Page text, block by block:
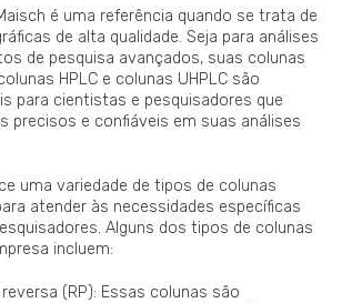
é uma referência quando se trata de
de alta qualidade. Seja para análises
de pesquisa avançados, suas colunas
HPLC e colunas UHPLC são
para cientistas e pesquisadores que
precisos e confiáveis em suas análises
uma variedade de tipos de colunas
atender às necessidades específicas
Alguns dos tipos de colunas
incluem:
(RP): Essas colunas são